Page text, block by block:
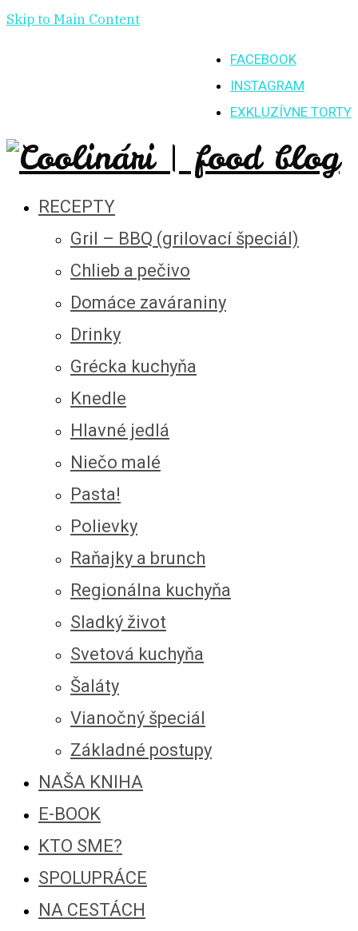
Skip to Main Content
FACEBOOK
INSTAGRAM
EXKLUZÍVNE TORTY
RECEPTY
Gril – BBQ (grilovací špeciál)
Chlieb a pečivo
Domáce zaváraniny
Drinky
Grécka kuchyňa
Knedle
Hlavné jedlá
Niečo malé
Pasta!
Polievky
Raňajky a brunch
Regionálna kuchyňa
Sladký život
Svetová kuchyňa
Šaláty
Vianočný špeciál
Základné postupy
NAŠA KNIHA
E-BOOK
KTO SME?
SPOLUPRÁCE
NA CESTÁCH